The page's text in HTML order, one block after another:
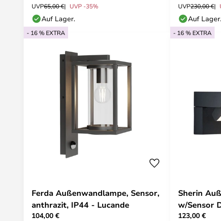
UVP65,00 € UVP -35%
Auf Lager.
UVP230,00 €
Auf Lager.
- 16 % EXTRA
Ferda Außenwandlampe, Sensor,
anthrazit, IP44 - Lucande
104,00 €
- 16 % EXTRA
Sherin
w/Sensor
123,00 €